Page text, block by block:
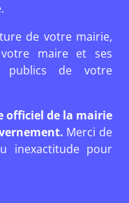
de votre mairie,
maire et ses
publics de votre
officiel de la mairie
Merci de
inexactitude pour